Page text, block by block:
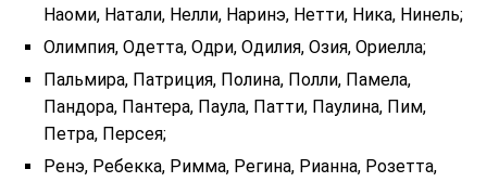
Наоми, Натали, Нелли, Наринэ, Нетти, Ника, Нинель;
Олимпия, Одетта, Одри, Одилия, Озия, Ориелла;
Пальмира, Патриция, Полина, Полли, Памела,
Пандора, Пантера, Паула, Патти, Паулина, Пим,
Петра, Персея;
Ренэ, Ребекка, Римма, Регина, Рианна, Розетта,